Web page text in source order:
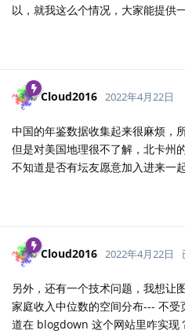
以，就我这么个情况，大家能提供
Cloud2016 2022年4月22日
中国的年鉴数据收集起来很麻烦，
但是对美国地理很不了解，北卡州
不知道是否有坛友愿意加入进来一
Cloud2016 2022年4月22日
另外，还有一个技术问题，我想让
家庭收入中位数的空间分布--- 不
道在 blogdown 这个网站里咋实现